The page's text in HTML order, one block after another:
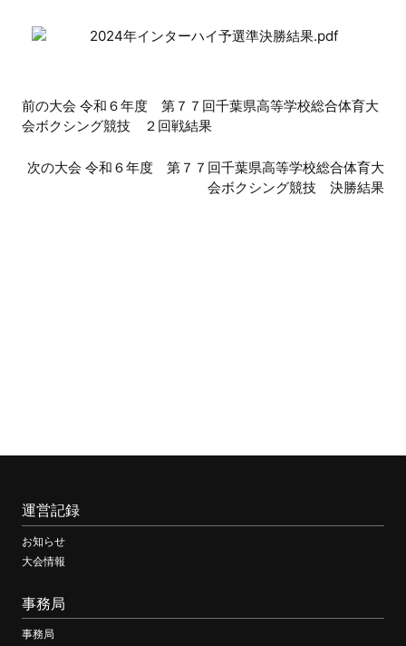
2024年インターハイ予選準決勝結果.pdf
前
後
の
前の大会 令和６年度 第７７回千葉県高等学校総合体育大
会ボクシング競技 ２回戦結果
次の大会 令和６年度 第７７回千葉県高等学校総合体育大
会ボクシング競技 決勝結果
運営記録
お知らせ
大会情報
事務局
事務局